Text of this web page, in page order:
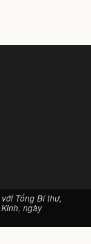
Tổng Bí thư,
ngày